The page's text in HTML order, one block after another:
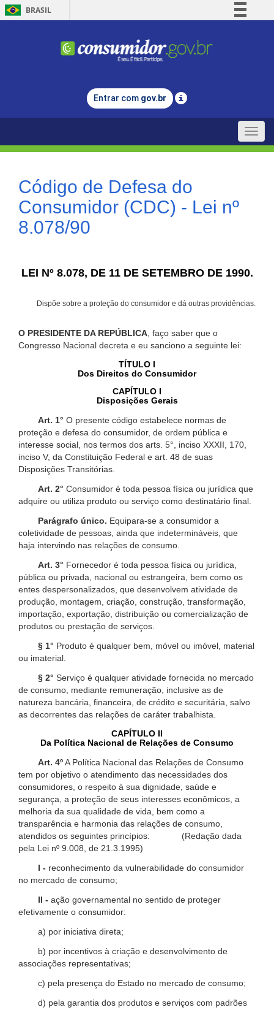
BRASIL
Comunica BR
Legislação
Entrar com gov.br
Toggle
Código de Defesa do
Consumidor (CDC) - Lei nº
8.078/90
LEI Nº 8.078, DE 11 DE SETEMBRO DE 1990.
Dispõe sobre a proteção do consumidor e dá outras providências.
O PRESIDENTE DA REPÚBLICA , faço saber que o
Congresso Nacional decreta e eu sanciono a seguinte lei:
TÍTULO I
Dos Direitos do Consumidor
CAPÍTULO I
Disposições Gerais
Art. 1° O presente código estabelece normas de
proteção e defesa do consumidor, de ordem pública e
interesse social, nos termos dos arts. 5°, inciso XXXII, 170,
inciso V, da Constituição Federal e art. 48 de suas
Disposições Transitórias.
Art. 2° Consumidor é toda pessoa física ou jurídica que
adquire ou utiliza produto ou serviço como destinatário final.
Parágrafo único. Equipara-se a consumidor a
coletividade de pessoas, ainda que indetermináveis, que
haja intervindo nas relações de consumo.
Art. 3° Fornecedor é toda pessoa física ou jurídica,
pública ou privada, nacional ou estrangeira, bem como os
entes despersonalizados, que desenvolvem atividade de
produção, montagem, criação, construção, transformação,
importação, exportação, distribuição ou comercialização de
produtos ou prestação de serviços.
§ 1° Produto é qualquer bem, móvel ou imóvel, material
ou imaterial.
§ 2° Serviço é qualquer atividade fornecida no mercado
de consumo, mediante remuneração, inclusive as de
natureza bancária, financeira, de crédito e securitária, salvo
as decorrentes das relações de caráter trabalhista.
CAPÍTULO II
Da Política Nacional de Relações de Consumo
Art. 4ºA Política Nacional das Relações de Consumo
tem por objetivo o atendimento das necessidades dos
consumidores, o respeito à sua dignidade, saúde e
segurança, a proteção de seus interesses econômicos, a
melhoria da sua qualidade de vida, bem como a
transparência e harmonia das relações de consumo,
atendidos os seguintes princípios: (Redação dada
pela Lei nº 9.008, de 21.3.1995)
I - reconhecimento da vulnerabilidade do consumidor
no mercado de consumo;
II - ação governamental no sentido de proteger
efetivamente o consumidor:
a) por iniciativa direta;
b) por incentivos à criação e desenvolvimento de
associações representativas;
c) pela presença do Estado no mercado de consumo;
d) pela garantia dos produtos e serviços com padrões